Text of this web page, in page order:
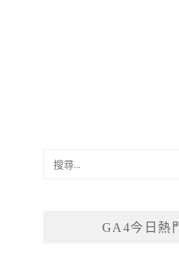
GA4今日熱